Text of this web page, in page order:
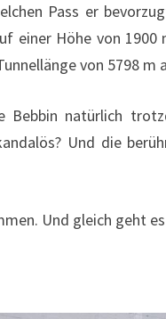
Pass er
einer Höhe von 1900
von 5798 m
Bebbin natürlich
Und die
Und gleich geht